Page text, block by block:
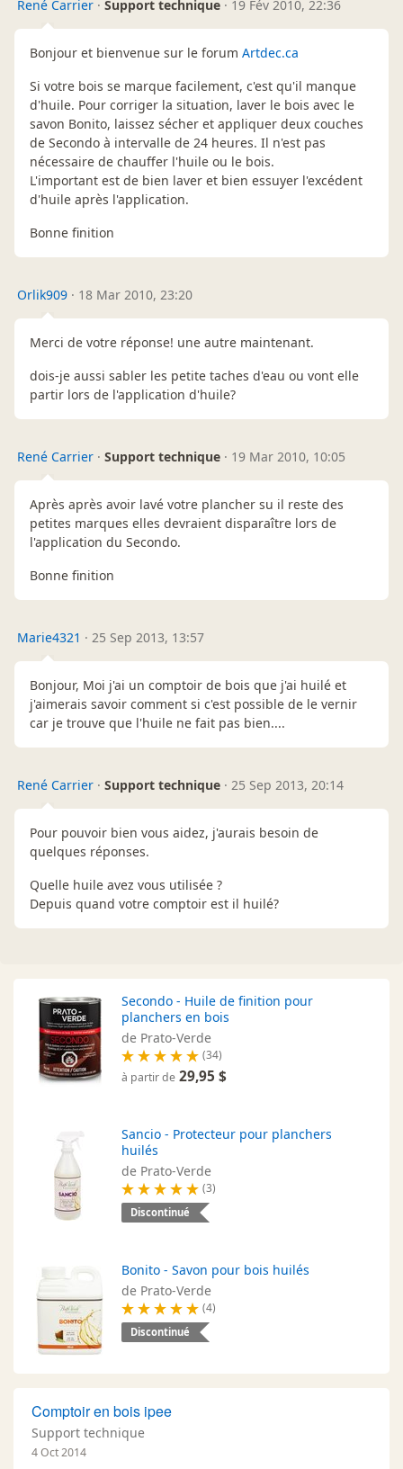
René Carrier · Support technique · 19 Fév 2010, 22:36
Bonjour et bienvenue sur le forum Artdec.ca
Si votre bois se marque facilement, c'est qu'il manque
d'huile. Pour corriger la situation, laver le bois avec le
savon Bonito, laissez sécher et appliquer deux couches
de Secondo à intervalle de 24 heures. Il n'est pas
nécessaire de chauffer l'huile ou le bois.
L'important est de bien laver et bien essuyer l'excédent
d'huile après l'application.
Bonne finition
Orlik909 · 18 Mar 2010, 23:20
Merci de votre réponse! une autre maintenant.
dois-je aussi sabler les petite taches d'eau ou vont elle
partir lors de l'application d'huile?
René Carrier · Support technique · 19 Mar 2010, 10:05
Après après avoir lavé votre plancher su il reste des
petites marques elles devraient disparaître lors de
l'application du Secondo.
Bonne finition
Marie4321 · 25 Sep 2013, 13:57
Bonjour, Moi j'ai un comptoir de bois que j'ai huilé et
j'aimerais savoir comment si c'est possible de le vernir
car je trouve que l'huile ne fait pas bien....
René Carrier · Support technique · 25 Sep 2013, 20:14
Pour pouvoir bien vous aidez, j'aurais besoin de
quelques réponses.
Quelle huile avez vous utilisée ?
Depuis quand votre comptoir est il huilé?
Secondo - Huile de finition pour
planchers en bois
de Prato-Verde
(34)
à partir de 29,95 $
Sancio - Protecteur pour planchers
huilés
de Prato-Verde
(3)
Discontinué
Bonito - Savon pour bois huilés
de Prato-Verde
(4)
Discontinué
Comptoir en bois ipee
Support technique
4 Oct 2014